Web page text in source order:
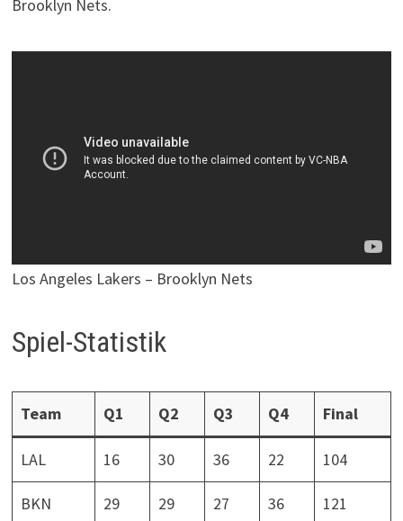
Brooklyn Nets.
Los Angeles Lakers – Brooklyn Nets
Spiel-Statistik
Team Q1 Q2 Q3 Q4 Final
LAL 16 30 36 22 104
BKN 29 29 27 36 121